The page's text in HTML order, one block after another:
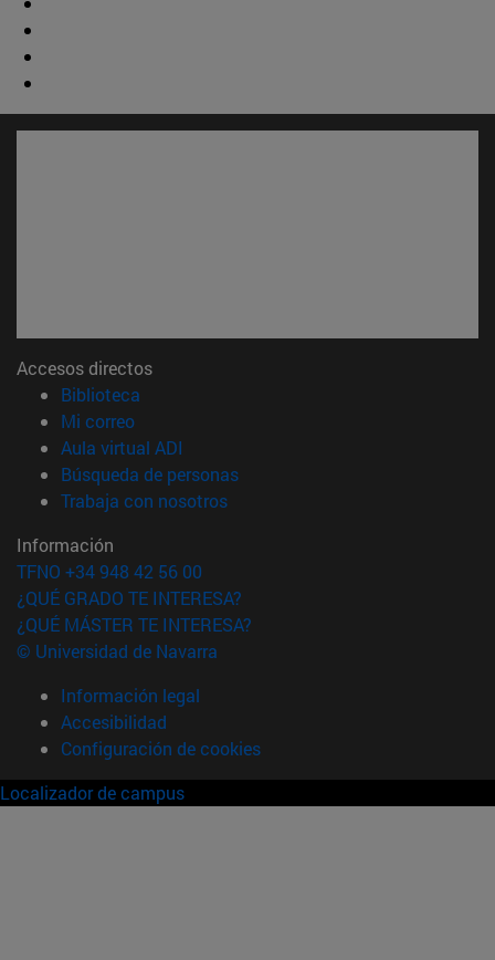
Accesos directos
Biblioteca
Mi correo(abre en nueva ventana)
Aula virtual ADI
Búsqueda de personas(abre en nueva ventana)
Trabaja con nosotros(abre en nueva ventana)
Información
TFNO +34 948 42 56 00
¿QUÉ GRADO TE INTERESA?
¿QUÉ MÁSTER TE INTERESA?
© Universidad de Navarra
Información legal
Accesibilidad
Configuración de cookies
Localizador de campus